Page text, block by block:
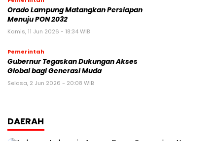
Orado Lampung Matangkan Persiapan
Menuju PON 2032
Kamis, 11 Jun 2026 - 18:34 WIB
Pemerintah
Gubernur Tegaskan Dukungan Akses
Global bagi Generasi Muda
Selasa, 2 Jun 2026 - 20:08 WIB
DAERAH